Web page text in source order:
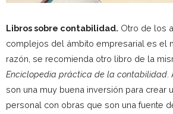
Libros sobre contabilidad. Otro de los
complejos del ámbito empresarial es el
razón, se recomienda otro libro de la
Enciclopedia práctica de la contabilidad
son una muy buena inversión para crear
personal con obras que son una fuente